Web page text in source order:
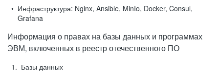
Инфраструктура: Nginx, Ansible, MinIo, Docker, Consul,
Grafana
Информация о правах на базы данных и программах
ЭВМ, включенных в реестр отечественного ПО
Базы данных